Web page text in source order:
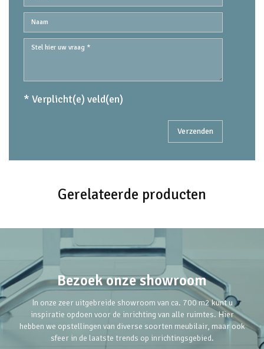
* Verplicht(e) veld(en)
Gerelateerde producten
Bezoek onze showroom
In onze zeer uitgebreide showroom van ca. 700 m2 kunt u
inspiratie opdoen voor de inrichting van alle ruimtes. Hier
hebben we opstellingen van diverse soorten meubilair, maar ook
sfeer in de laatste trends op inrichtingsgebied.